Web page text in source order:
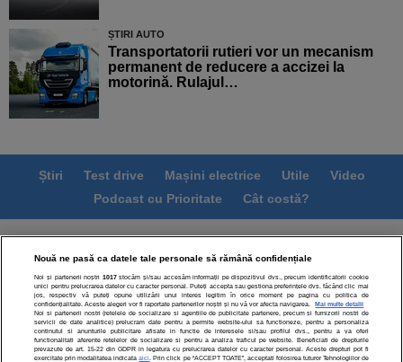
ȘTIRI AUTO
Transportatorii rutieri vor un mecanism
permanent de reducere a accizei la
motorină. Rulajul…
Știri Test drive Mașini electrice Utile
Video
Podcast cu Prioritate
Cât costă?
Termeni si conditii
Politica de confidentialitate
Politica de cookies
Echipa editorială
Contact
Modifică Setările
Nouă ne pasă ca datele tale personale să rămână confidențiale
Noi și partenerii noștri 1017stocăm și/sau accesăm informații pe dispozitivul dvs., precum identificatorii cookie
unici pentru prelucrarea datelor cu caracter personal. Puteți accepta sau gestiona preferințele dvs. făcând clic mai
jos, respectiv vă puteți opune utilizării unui interes legitim în orice moment pe pagina cu politica de
confidențialitate. Aceste alegeri vor fi raportate partenerilor noștri și nu vă vor afecta navigarea.
Mai multe detalii
Noi si partenerii nostri (retelele de socializare si agentiile de publicitate partenere, precum si furnizorii nostri de
servicii de date analitice) prelucram date pentru a permite website-ului sa functioneze, pentru a personaliza
continutul si anunturile publicitare afisate in functie de interesele si/sau profilul dvs., pentru a va oferi
functionalitati aferente retelelor de socializare si pentru a analiza traficul pe website. Beneficiati de drepturile
prevazute de art. 15-22 din GDPR in legatura cu prelucrarea datelor cu caracter personal. Aceste drepturi pot fi
exercitate prin modalitatea indicataaici . Prin click pe “ACCEPT TOATE”, acceptati folosirea tuturor Tehnologiilor de